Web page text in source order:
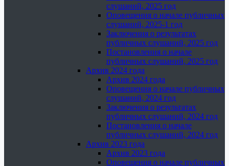
слушаний, 2025 год
Оповещения о начале публичных
слушаний, 2025-1 год
Заключения о результатах
публичных слушаний, 2025 год
Постановления о начале
публичных слушаний, 2025 год
Архив 2024 года
Архив 2024 года
Оповещения о начале публичных
слушаний, 2024 год
Заключения о результатах
публичных слушаний, 2024 год
Постановления о начале
публичных слушаний, 2024 год
Архив 2023 года
Архив 2023 года
Оповещения о начале публичных